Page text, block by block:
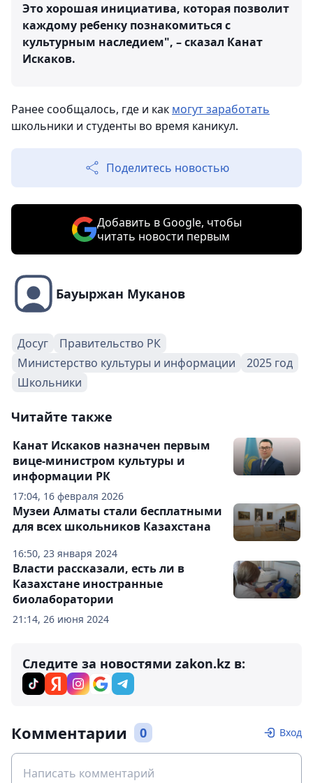
Это хорошая инициатива, которая позволит
каждому ребенку познакомиться с
культурным наследием", – сказал Канат
Искаков.
Ранее сообщалось, где и как могут заработать
школьники и студенты во время каникул.
Поделитесь новостью
Добавить в Google, чтобы
читать новости первым
Бауыржан Муканов
Досуг
Правительство РК
Министерство культуры и информации
2025 год
Школьники
Читайте также
17:04, 16 февраля 2026
Канат Искаков назначен первым
вице-министром культуры и
информации РК
16:50, 23 января 2024
Музеи Алматы стали бесплатными
для всех школьников Казахстана
21:14, 26 июня 2024
Власти рассказали, есть ли в
Казахстане иностранные
биолаборатории
Следите за новостями zakon.kz в:
Комментарии 0 Вход